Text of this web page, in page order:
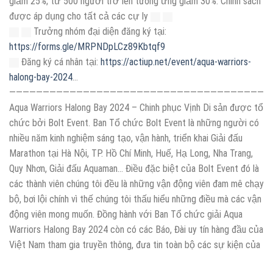
được áp dụng cho tất cả các cự ly
Trưởng nhóm đại diện đăng ký tại:
https://forms.gle/MRPNDpLCz89Kbtqf9
Đăng ký cá nhân tại: https://actiup.net/event/aqua-warriors-
halong-bay-2024…
Aqua Warriors Halong Bay 2024 – Chinh phục Vịnh Di sản được tổ
chức bởi Bolt Event. Ban Tổ chức Bolt Event là những người có
nhiều năm kinh nghiệm sáng tạo, vận hành, triển khai Giải đấu
Marathon tại Hà Nội, TP. Hồ Chí Minh, Huế, Hạ Long, Nha Trang,
Quy Nhơn, Giải đấu Aquaman… Điều đặc biệt của Bolt Event đó là
các thành viên chúng tôi đều là những vận động viên đam mê chạy
bộ, bơi lội chính vì thế chúng tôi thấu hiểu những điều mà các vận
động viên mong muốn. Đồng hành với Ban Tổ chức giải Aqua
Warriors Halong Bay 2024 còn có các Báo, Đài uy tín hàng đầu của
Việt Nam tham gia truyền thông, đưa tin toàn bộ các sự kiện của